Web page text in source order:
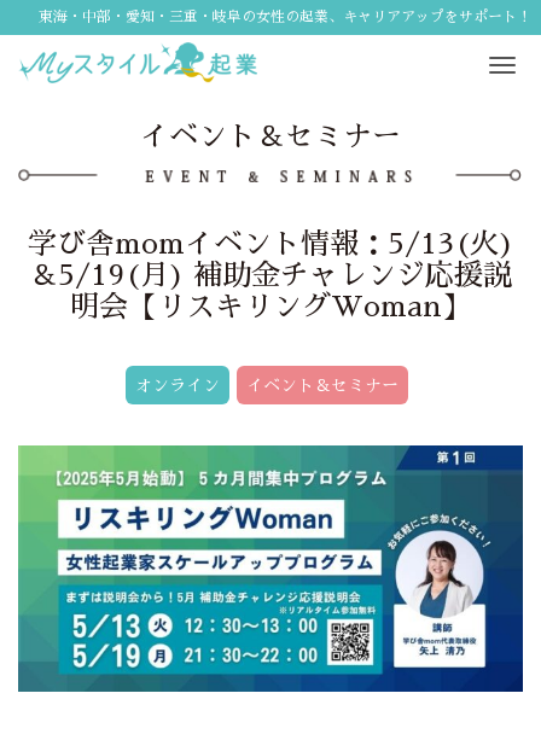
東海・中部・愛知・三重・岐阜の女性の起業、キャリアアップをサポート！
イベント＆セミナー
学び舎momイベント情報：5/13(火)
＆5/19(月) 補助金チャレンジ応援説
明会【リスキリングWoman】
オンライン イベント＆セミナー